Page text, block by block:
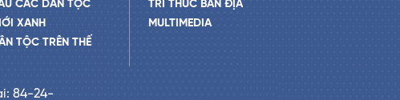
CÁC DÂN TỘC
XANH
TỘC TRÊN THẾ
TRI THỨC BẢN ĐỊA
MULTIMEDIA
84-24-